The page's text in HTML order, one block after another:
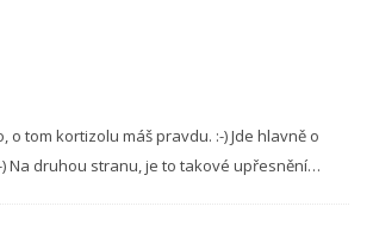
o tom kortizolu máš pravdu. :-) Jde hlavně o
Na druhou stranu, je to takové upřesnění…